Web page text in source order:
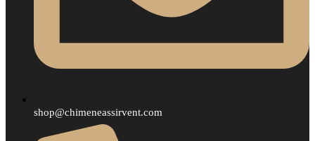
shop@chimeneassirvent.com